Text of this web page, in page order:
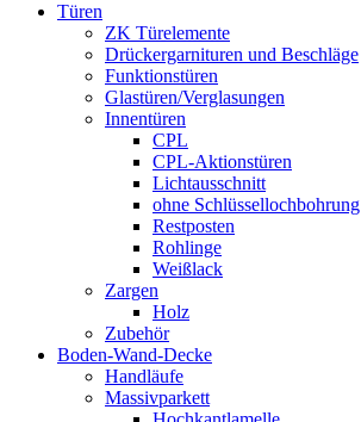
Türen
ZK Türelemente
Drückergarnituren und Beschläge
Funktionstüren
Glastüren/Verglasungen
Innentüren
CPL
CPL-Aktionstüren
Lichtausschnitt
ohne Schlüssellochbohrung
Restposten
Rohlinge
Weißlack
Zargen
Holz
Zubehör
Boden-Wand-Decke
Handläufe
Massivparkett